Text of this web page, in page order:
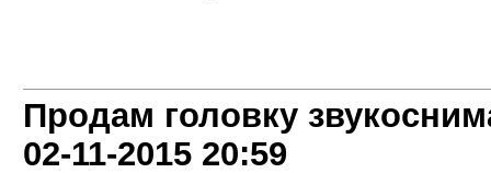
Продам головку
02-11-2015 20:59